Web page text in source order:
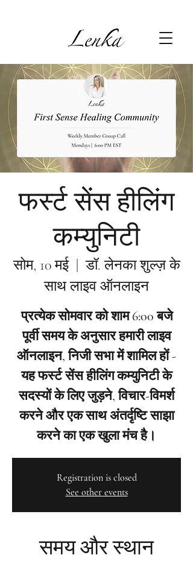
फर्स्ट सेंस हीलिंग
कम्युनिटी
सोम, 10 मई
  |
डॉ. लेनका शुल्ज़ के
साथ लाइव ऑनलाइन
प्रत्येक सोमवार को शाम 6:00 बजे
पूर्वी समय के अनुसार हमारी लाइव
ऑनलाइन, निजी सभा में शामिल हों -
यह फर्स्ट सेंस हीलिंग कम्युनिटी के
सदस्यों के लिए जुड़ने, विचार-विमर्श
करने और एक साथ अंतर्दृष्टि साझा
करने का एक खुला मंच है।
Registration is closed
See other events
समय और स्थान